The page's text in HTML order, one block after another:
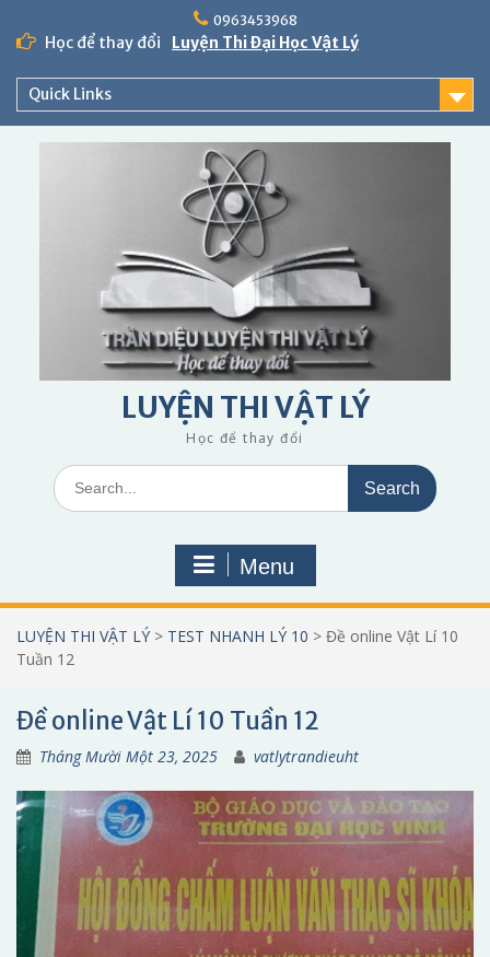
content
0963453968
Học để thay đổi Luyện Thi Đại Học Vật Lý
Quick Links
LUYỆN THI VẬT LÝ
Học để thay đổi
Search
for:
Menu
LUYỆN THI VẬT LÝ > TEST NHANH LÝ 10 > Đề online Vật Lí 10
Tuần 12
Đề online Vật Lí 10 Tuần 12
Tháng Mười Một 23, 2025 vatlytrandieuht